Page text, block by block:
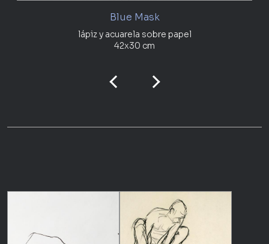
Blue Mask
lápiz y acuarela sobre papel
42x30 cm